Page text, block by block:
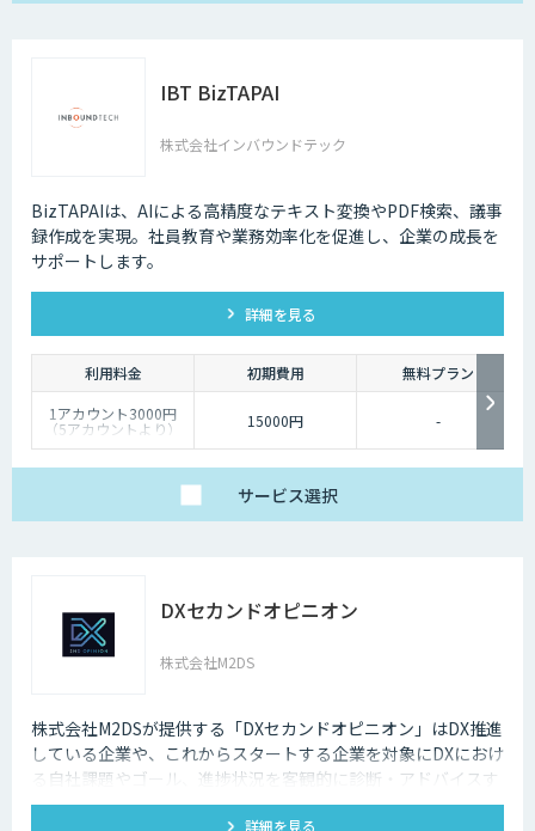
IBT BizTAPAI
株式会社インバウンドテック
BizTAPAIは、AIによる高精度なテキスト変換やPDF検索、議事
録作成を実現。社員教育や業務効率化を促進し、企業の成長を
サポートします。
詳細を見る
利用料金 初期費用
無料プラン
1アカウント3000円
（5アカウントより） 15000円 -
サービス選択
DXセカンドオピニオン
株式会社M2DS
株式会社M2DSが提供する「DXセカンドオピニオン」はDX推進
している企業や、これからスタートする企業を対象にDXにおけ
る自社課題やゴール、進捗状況を客観的に診断・アドバイスす
るサービスです
詳細を見る